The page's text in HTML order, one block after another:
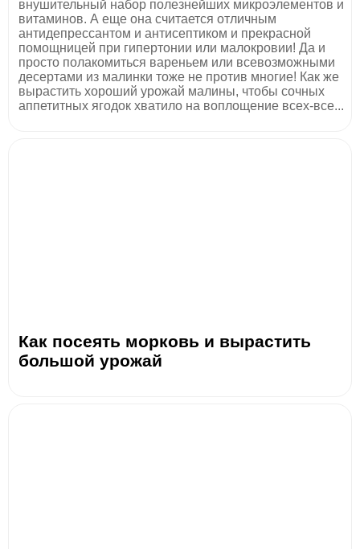
внушительный набор полезнейших микроэлементов и
витаминов. А еще она считается отличным
антидепрессантом и антисептиком и прекрасной
помощницей при гипертонии или малокровии! Да и
просто полакомиться вареньем или всевозможными
десертами из малинки тоже не против многие! Как же
вырастить хороший урожай малины, чтобы сочных
аппетитных ягодок хватило на воплощение всех-все...
Как посеять морковь и вырастить
большой урожай